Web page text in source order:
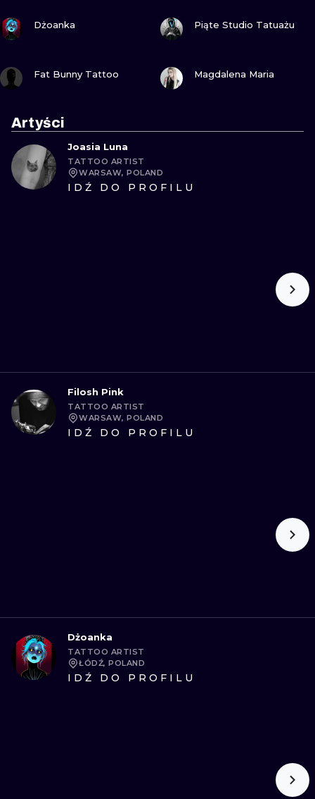
Dżoanka Piąte Studio Tatuażu
Fat Bunny Tattoo Magdalena Maria
Artyści
Joasia Luna
TATTOO ARTIST
WARSAW, POLAND
IDŹ DO PROFILU
Filosh Pink
TATTOO ARTIST
WARSAW, POLAND
IDŹ DO PROFILU
Dżoanka
TATTOO ARTIST
ŁÓDŹ, POLAND
IDŹ DO PROFILU